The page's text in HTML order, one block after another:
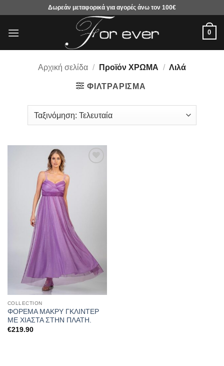
περιεχόμενο
Δωρεάν μεταφορικά για αγορές άνω τον 100€
0
Αρχική σελίδα / Προϊόν ΧΡΩΜΑ / Λιλά
ΦΙΛΤΡΆΡΙΣΜΑ
COLLECTION
ΦΟΡΕΜΑ ΜΑΚΡΥ ΓΚΛΙΝΤΕΡ
ΜΕ ΧΙΑΣΤΑ ΣΤΗΝ ΠΛΑΤΗ.
€219.90